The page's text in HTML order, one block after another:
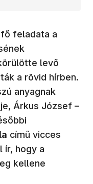
feladata a
levő
a rövid hírben.
anyagnak
Árkus József –
című vicces
ír, hogy a
kellene